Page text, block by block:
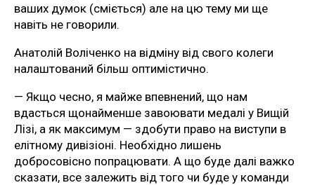
ваших думок (сміється) але на цю тему ми ще
навіть не говорили.
Анатолій Воліченко на відміну від свого колеги
налаштований більш оптимістично.
— Якщо чесно, я майже впевнений, що нам
вдасться щонайменше завоювати медалі у Вищій
Лізі, а як максимум — здобути право на виступи в
елітному дивізіоні. Необхідно лишень
добросовісно попрацювати. А що буде далі важко
сказати, все залежить від того чи буде у команди